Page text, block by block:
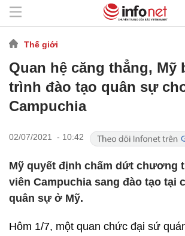
Thế giới
Quan hệ căng thẳng, Mỹ
trình đào tạo quân sự
Campuchia
02/07/2021 - 10:42
Mỹ quyết định chấm dứt chương
viên Campuchia sang đào tạo tại
quân sự ở Mỹ.
Hôm 1/7, một quan chức đại sứ